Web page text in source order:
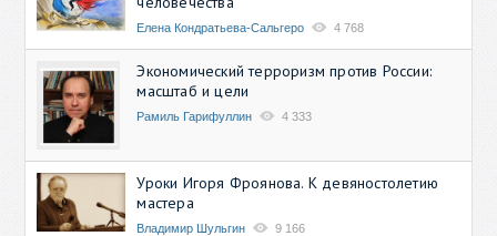
Елена Кондратьева-Сальгеро 4 768
Экономический терроризм против России:
масштаб и цели
Рамиль Гарифуллин 4 333
Уроки Игоря Фроянова. К девяностолетию
мастера
Владимир Шульгин 9 166